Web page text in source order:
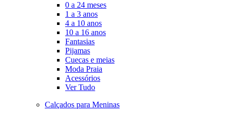
0 a 24 meses
1 a 3 anos
4 a 10 anos
10 a 16 anos
Fantasias
Pijamas
Cuecas e meias
Moda Praia
Acessórios
Ver Tudo
Calçados para Meninas